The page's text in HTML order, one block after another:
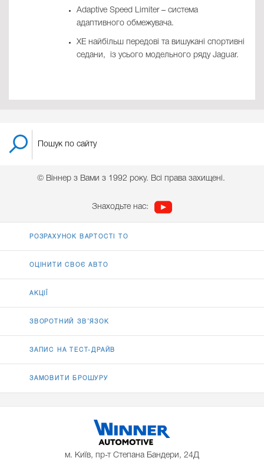
Adaptive Speed Limiter – система
адаптивного обмежувача.
ХЕ найбільш передові та вишукані спортивні
седани, із усього модельного ряду Jaguar.
© Віннер з Вами з 1992 року. Всі права захищені.
Знаходьте нас:
РОЗРАХУНОК ВАРТОСТІ ТО
ОЦІНИТИ СВОЄ АВТО
АКЦІЇ
ЗВОРОТНИЙ ЗВ’ЯЗОК
ЗАПИС НА ТЕСТ-ДРАЙВ
ЗАМОВИТИ БРОШУРУ
м. Київ, пр-т Степана Бандери, 24Д